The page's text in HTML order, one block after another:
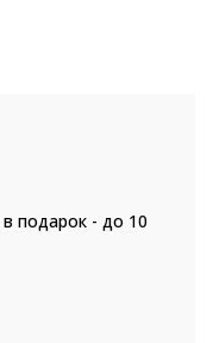
в подарок - до 10